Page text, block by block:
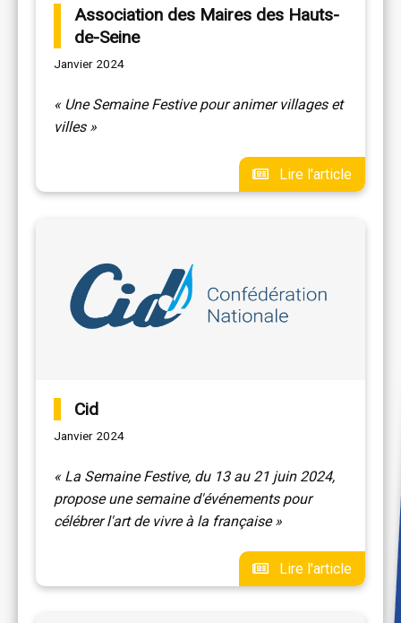
Association des Maires des Hauts-
de-Seine
Janvier 2024
« Une Semaine Festive pour animer villages et
villes »
Lire l'article
Cid
Janvier 2024
« La Semaine Festive, du 13 au 21 juin 2024,
propose une semaine d'événements pour
célébrer l'art de vivre à la française »
Lire l'article